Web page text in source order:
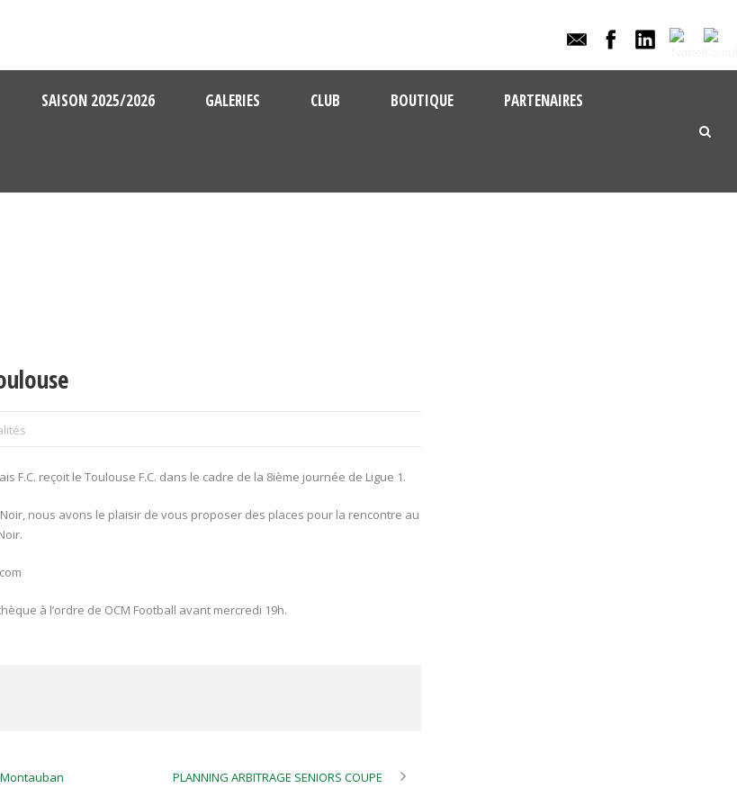
SAISON 2025/2026 GALERIES CLUB BOUTIQUE PARTENAIRES
F.C. reçoit le Toulouse F.C. dans le cadre de la 8ième journée de Ligue 1.
nous avons le plaisir de vous proposer des places pour la rencontre au
à l’ordre de OCM Football avant mercredi 19h.
Montauban PLANNING ARBITRAGE SENIORS COUPE